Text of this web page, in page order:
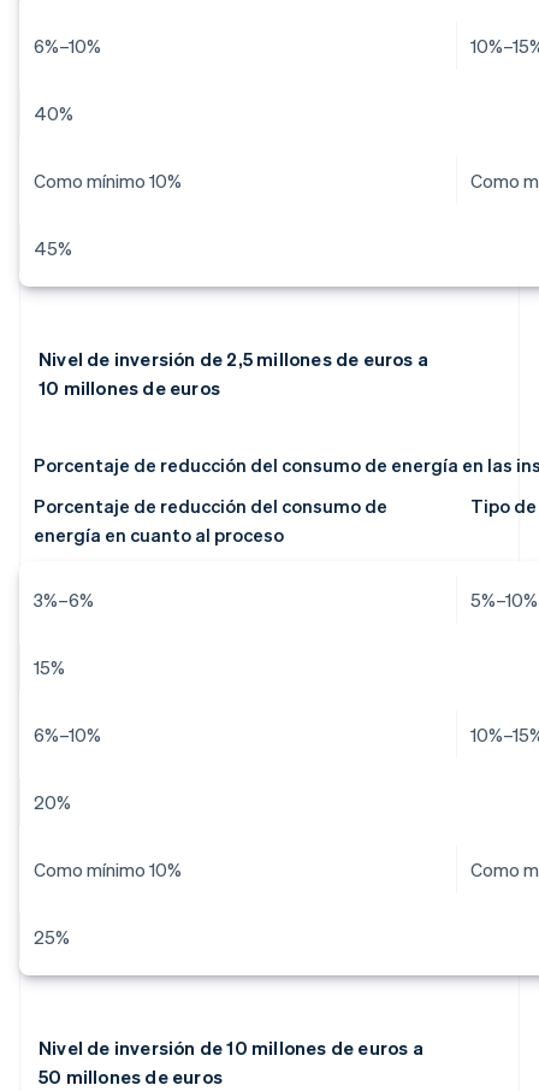
6%–10%
40%
Como mínimo 10% Como
45%
Nivel de inversión de 2,5 millones de euros a
10 millones de euros
Porcentaje de reducción del consumo de energía en las
Porcentaje de reducción del consumo de
energía en cuanto al proceso
Tipo
3%–6% 5%–10%
15%
6%–10%
20%
Como mínimo 10% Como
25%
Nivel de inversión de 10 millones de euros a
50 millones de euros